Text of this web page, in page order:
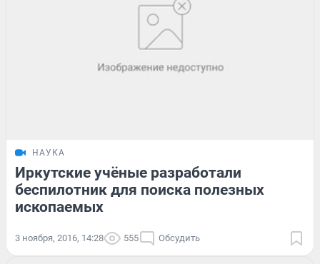
НАУКА
Иркутские учёные разработали
беспилотник для поиска полезных
ископаемых
3 ноября, 2016, 14:28 555 Обсудить